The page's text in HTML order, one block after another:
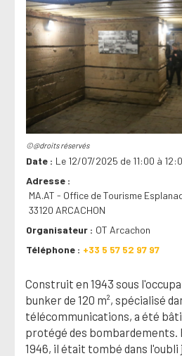
©@droits réservés
Date
Le 12/07/2025 de 11:00 à
Adresse
MA.AT - Office de Tourisme
33120 ARCACHON
Organisateur
OT Arcachon
Téléphone
+33 5 57 52 97 97
Construit en 1943 sous
bunker de 120 m², spécialisé
télécommunications, a été
protégé des bombardements.
1946, il était tombé dans l'oubli